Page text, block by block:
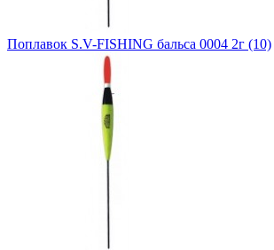
Поплавок S.V-FISHING бальса 0004 2г (10)